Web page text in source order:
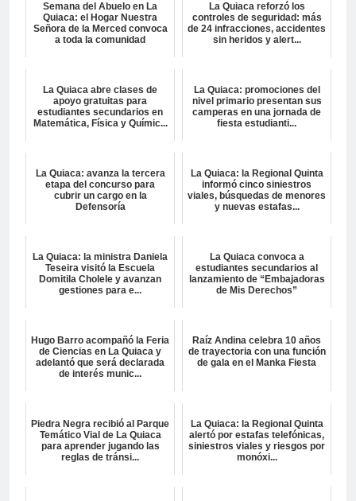
Semana del Abuelo en La
Quiaca: el Hogar Nuestra
Señora de la Merced convoca
a toda la comunidad
La Quiaca reforzó los
controles de seguridad: más
de 24 infracciones, accidentes
sin heridos y alert...
La Quiaca abre clases de
apoyo gratuitas para
estudiantes secundarios en
Matemática, Física y Químic...
La Quiaca: promociones del
nivel primario presentan sus
camperas en una jornada de
fiesta estudianti...
La Quiaca: avanza la tercera
etapa del concurso para
cubrir un cargo en la
Defensoría
La Quiaca: la Regional Quinta
informó cinco siniestros
viales, búsquedas de menores
y nuevas estafas...
La Quiaca: la ministra Daniela
Teseira visitó la Escuela
Domitila Cholele y avanzan
gestiones para e...
La Quiaca convoca a
estudiantes secundarios al
lanzamiento de “Embajadoras
de Mis Derechos”
Hugo Barro acompañó la Feria
de Ciencias en La Quiaca y
adelantó que será declarada
de interés munic...
Raíz Andina celebra 10 años
de trayectoria con una función
de gala en el Manka Fiesta
Piedra Negra recibió al Parque
Temático Vial de La Quiaca
para aprender jugando las
reglas de tránsi...
La Quiaca: la Regional Quinta
alertó por estafas telefónicas,
siniestros viales y riesgos por
monóxi...